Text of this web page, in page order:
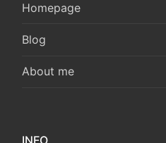
Homepage
Blog
About me
INFO